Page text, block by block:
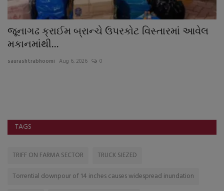
જૂનાગઢ ક્રાઈમ બ્રાન્ચે ઉપરકોટ વિસ્તારમાં આવેલ
મકાનમાંથી...
saurashtrabhoomi Aug 6, 2026 0
TAGS
TRIFF ON FARMA SECTOR
TRUCK SIEZED
Torrential downpour of 14 inches causes widespread inundation